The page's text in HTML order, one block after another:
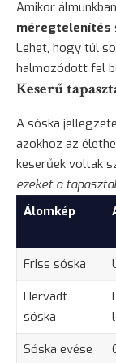
Amikor
méregtelenítés
Lehet, hogy túl
halmozódott fel
Keserű
A sóska
azokhoz az
keserűek voltak
ezeket a
Álomkép
Friss sóska
Hervadt
sóska
Sóska evése